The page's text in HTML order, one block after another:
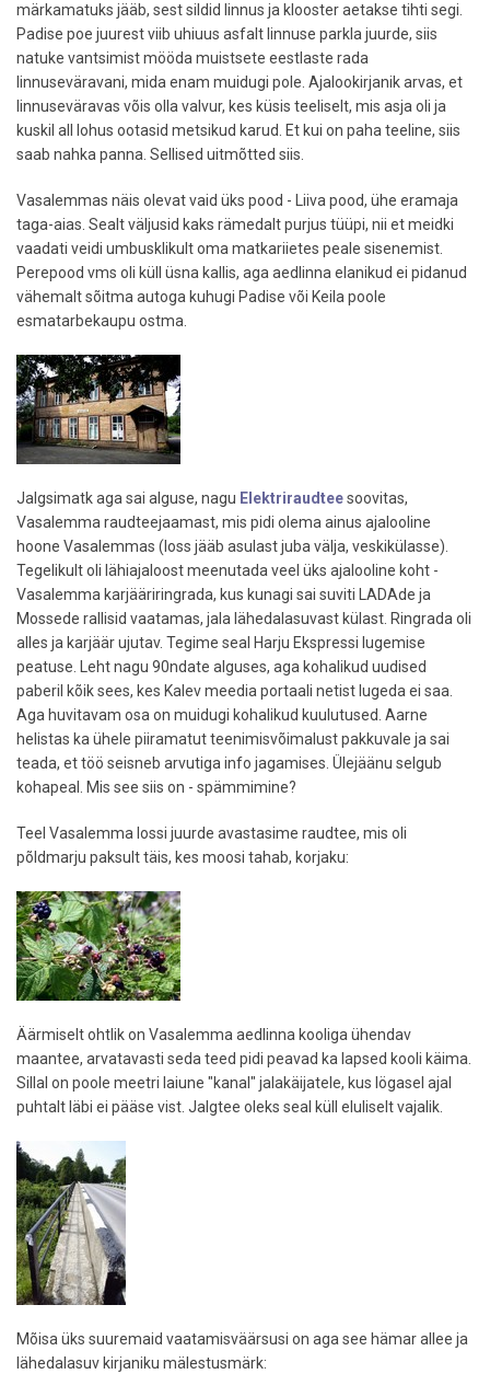
märkamatuks jääb, sest sildid linnus ja klooster aetakse tihti segi.
Padise poe juurest viib uhiuus asfalt linnuse parkla juurde, siis
natuke vantsimist mööda muistsete eestlaste rada
linnuseväravani, mida enam muidugi pole. Ajalookirjanik arvas, et
linnuseväravas võis olla valvur, kes küsis teeliselt, mis asja oli ja
kuskil all lohus ootasid metsikud karud. Et kui on paha teeline, siis
saab nahka panna. Sellised uitmõtted siis.
Vasalemmas näis olevat vaid üks pood - Liiva pood, ühe eramaja
taga-aias. Sealt väljusid kaks rämedalt purjus tüüpi, nii et meidki
vaadati veidi umbusklikult oma matkariietes peale sisenemist.
Perepood vms oli küll üsna kallis, aga aedlinna elanikud ei pidanud
vähemalt sõitma autoga kuhugi Padise või Keila poole
esmatarbekaupu ostma.
Jalgsimatk aga sai alguse, nagu Elektriraudteesoovitas,
Vasalemma raudteejaamast, mis pidi olema ainus ajalooline
hoone Vasalemmas (loss jääb asulast juba välja, veskikülasse).
Tegelikult oli lähiajaloost meenutada veel üks ajalooline koht -
Vasalemma karjääriringrada, kus kunagi sai suviti LADAde ja
Mossede rallisid vaatamas, jala lähedalasuvast külast. Ringrada oli
alles ja karjäär ujutav. Tegime seal Harju Ekspressi lugemise
peatuse. Leht nagu 90ndate alguses, aga kohalikud uudised
paberil kõik sees, kes Kalev meedia portaali netist lugeda ei saa.
Aga huvitavam osa on muidugi kohalikud kuulutused. Aarne
helistas ka ühele piiramatut teenimisvõimalust pakkuvale ja sai
teada, et töö seisneb arvutiga info jagamises. Ülejäänu selgub
kohapeal. Mis see siis on - spämmimine?
Teel Vasalemma lossi juurde avastasime raudtee, mis oli
põldmarju paksult täis, kes moosi tahab, korjaku:
Äärmiselt ohtlik on Vasalemma aedlinna kooliga ühendav
maantee, arvatavasti seda teed pidi peavad ka lapsed kooli käima.
Sillal on poole meetri laiune "kanal" jalakäijatele, kus lögasel ajal
puhtalt läbi ei pääse vist. Jalgtee oleks seal küll eluliselt vajalik.
Mõisa üks suuremaid vaatamisväärsusi on aga see hämar allee ja
lähedalasuv kirjaniku mälestusmärk: